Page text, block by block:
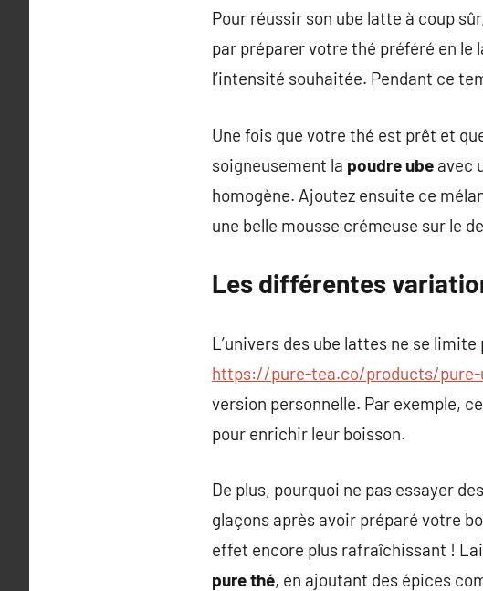
Pour réussir son ube latte à coup
par préparer votre thé préféré en le
l’intensité souhaitée. Pendant ce
Une fois que votre thé est prêt et
soigneusement la poudre ube avec
homogène. Ajoutez ensuite ce
une belle mousse crémeuse sur le
Les différentes
L’univers des ube lattes ne se
https://pure-tea.co/products/
version personnelle. Par exemple,
pour enrichir leur boisson.
De plus, pourquoi ne pas essayer
glaçons après avoir préparé votre
effet encore plus rafraîchissant !
pure thé, en ajoutant des épices